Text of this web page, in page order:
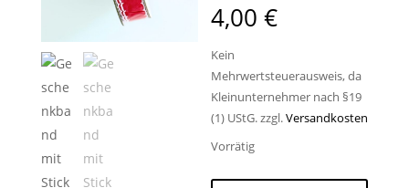
4,00€
Kein
Mehrwertsteuerausweis, da
Kleinunternehmer nach §19
(1) UStG.zzgl.Versandkosten
Vorrätig